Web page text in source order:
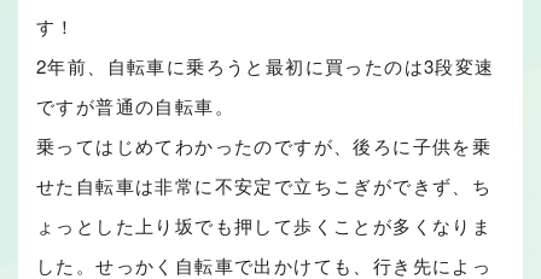
す！
2年前、自転車に乗ろうと最初に買ったのは3段変速
ですが普通の自転車。
乗ってはじめてわかったのですが、後ろに子供を乗
せた自転車は非常に不安定で立ちこぎができず、ち
ょっとした上り坂でも押して歩くことが多くなりま
した。せっかく自転車で出かけても、行き先によっ